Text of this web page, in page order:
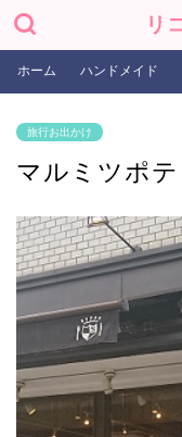
リ
ホーム ハンドメイド
旅行お出かけ
マルミツポ